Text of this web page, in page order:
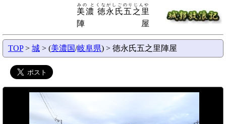
美濃 徳永氏五之里
陣屋
みの とくながしごのりじんや
TOP> 城 > (美濃国/岐阜県) > 徳永氏五之里陣屋